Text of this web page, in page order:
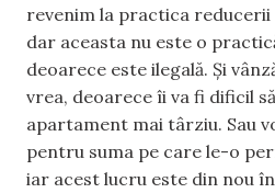
revenim la practica reducerii
dar aceasta nu este o
deoarece este ilegală. Și
vrea, deoarece îi va fi dificil
apartament mai târziu. Sau
pentru suma pe care le-o
iar acest lucru este din nou în